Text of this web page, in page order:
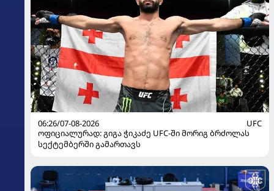
06:26/07-08-2026
UFC
ოფიციალურად: გიგა ჭიკაძე UFC-ში მორიგ ბრძოლას
სექტემბერში გამართავს